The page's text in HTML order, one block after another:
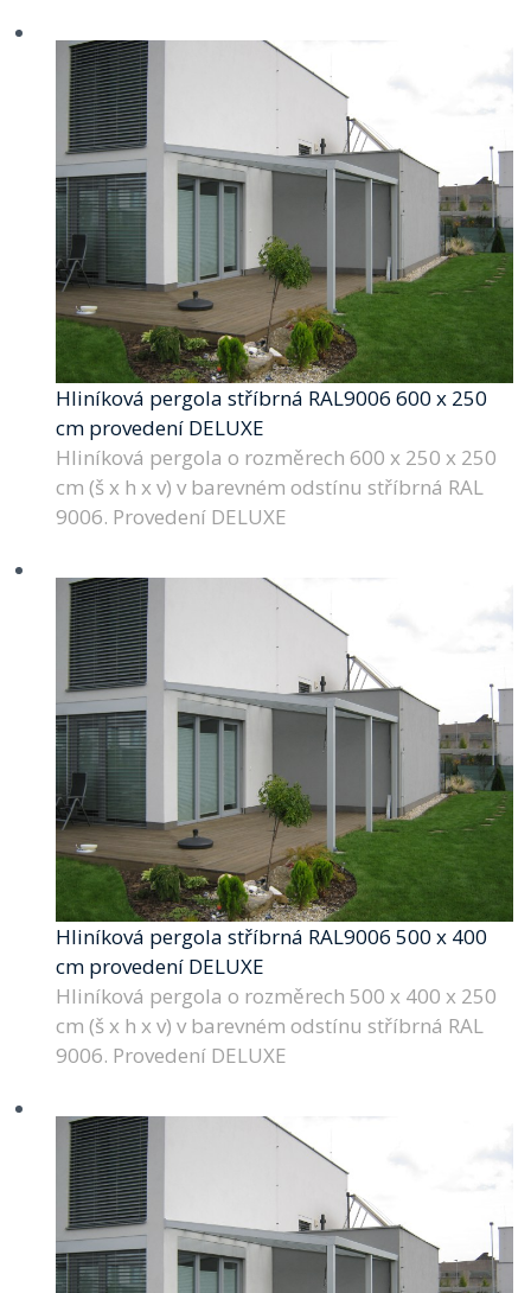
Hliníková pergola stříbrná RAL9006 600 x 250
cm provedení DELUXE
Hliníková pergola o rozměrech 600 x 250 x 250
cm (š x h x v) v barevném odstínu stříbrná RAL
9006. Provedení DELUXE
Hliníková pergola stříbrná RAL9006 500 x 400
cm provedení DELUXE
Hliníková pergola o rozměrech 500 x 400 x 250
cm (š x h x v) v barevném odstínu stříbrná RAL
9006. Provedení DELUXE